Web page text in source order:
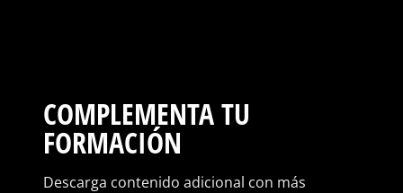
COMPLEMENTA TU
FORMACIÓN
Descarga contenido adicional con más